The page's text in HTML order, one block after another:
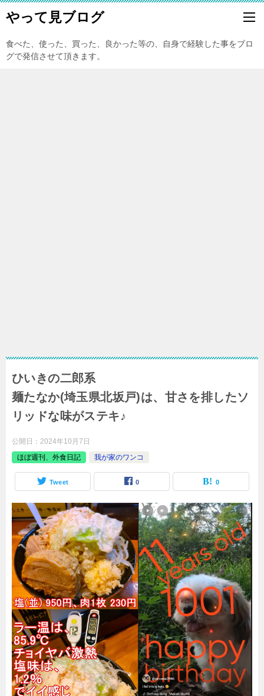
やって見ブログ
食べた、使った、買った、良かった等の、自身で経験した事をブロ
グで発信させて頂きます。
ひいきの二郎系
麺たなか(埼玉県北坂戸)は、甘さを排したソ
リッドな味がステキ♪
公開日： 2024年10月7日
ほぼ週刊、外食日記
我が家のワンコ
Tweet 0 0